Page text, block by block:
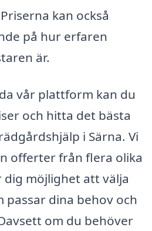
Priserna kan också
på hur erfaren
är.
vår plattform kan du
och hitta det bästa
i Särna. Vi
offerter från flera olika
möjlighet att välja
passar dina behov och
om du behöver